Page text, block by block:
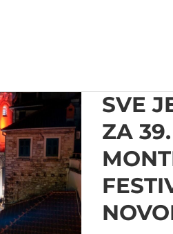
SVE
ZA 39.